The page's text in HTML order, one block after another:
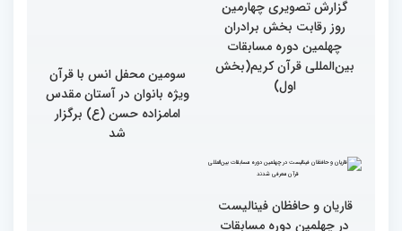
روز رقابت بخش برادران
چهلمین دوره مسابقات
بین‌المللی قرآن کریم(بخش
اول)
سومین محفل انس با قرآن